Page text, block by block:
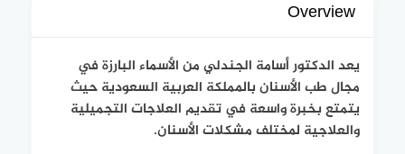
Overview
يعد الدكتور أسامة الجندلي من الأسماء البارزة في
مجال طب الأسنان بالمملكة العربية السعودية حيث
يتمتع بخبرة واسعة في تقديم العلاجات التجميلية
والعلاجية لمختلف مشكلات الأسنان.